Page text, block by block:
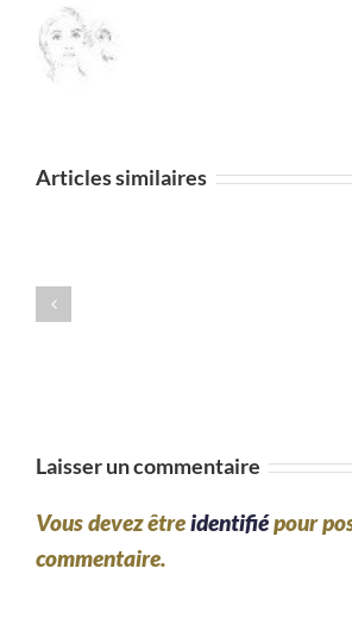
Articles similairescommencé
il
est
passionné
Laisser un commentaire
Vous devez êtreidentifiépour
commentaire.